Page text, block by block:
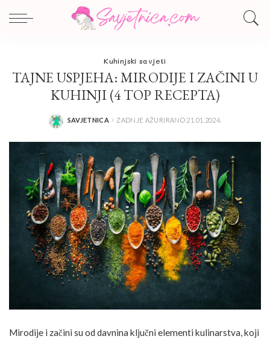
Kuhinjski savjeti
TAJNE USPJEHA: MIRODIJE I ZAČINI U
KUHINJI (4 TOP RECEPTA)
POSTED
SAVJETNICA ZADNJE AŽURIRANO 21.01.2024.
Mirodije i začini su od davnina ključni elementi kulinarstva, koji